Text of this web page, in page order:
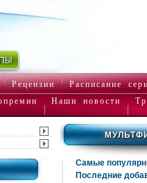
Рецензии
Расписание
Наши новости
Самые
Последние